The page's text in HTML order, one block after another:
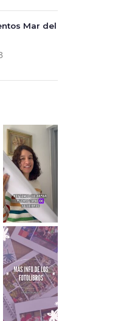
Mar del